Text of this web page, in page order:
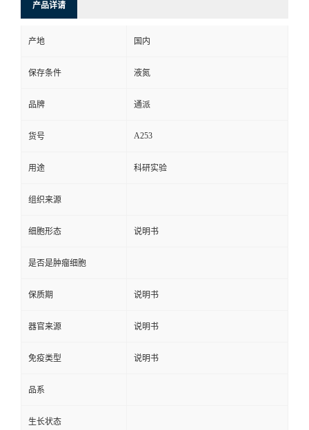
产品详请
产地 国内
保存条件 液氮
品牌 通派
货号 A253
用途 科研实验
组织来源
细胞形态 说明书
是否是肿瘤细胞
保质期 说明书
器官来源 说明书
免疫类型 说明书
品系
生长状态